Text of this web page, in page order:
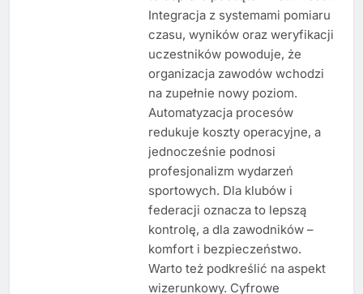
Integracja z systemami pomiaru
czasu, wyników oraz weryfikacji
uczestników powoduje, że
organizacja zawodów wchodzi
na zupełnie nowy poziom.
Automatyzacja procesów
redukuje koszty operacyjne, a
jednocześnie podnosi
profesjonalizm wydarzeń
sportowych. Dla klubów i
federacji oznacza to lepszą
kontrolę, a dla zawodników –
komfort i bezpieczeństwo.
Warto też podkreślić na aspekt
wizerunkowy. Cyfrowe